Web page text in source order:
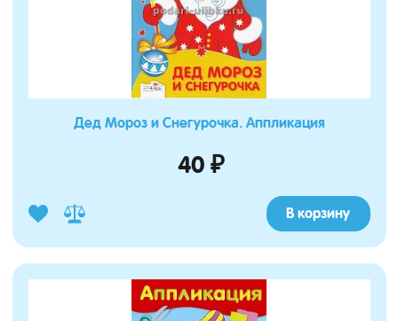
Дед Мороз и Снегурочка. Аппликация
40 ₽
В корзину